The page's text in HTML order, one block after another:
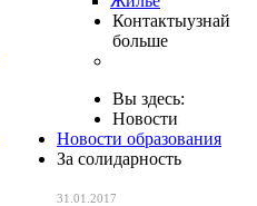
Контактыузнай
больше
Вы здесь:
Новости
Новости образования
За солидарность
31.01.2017